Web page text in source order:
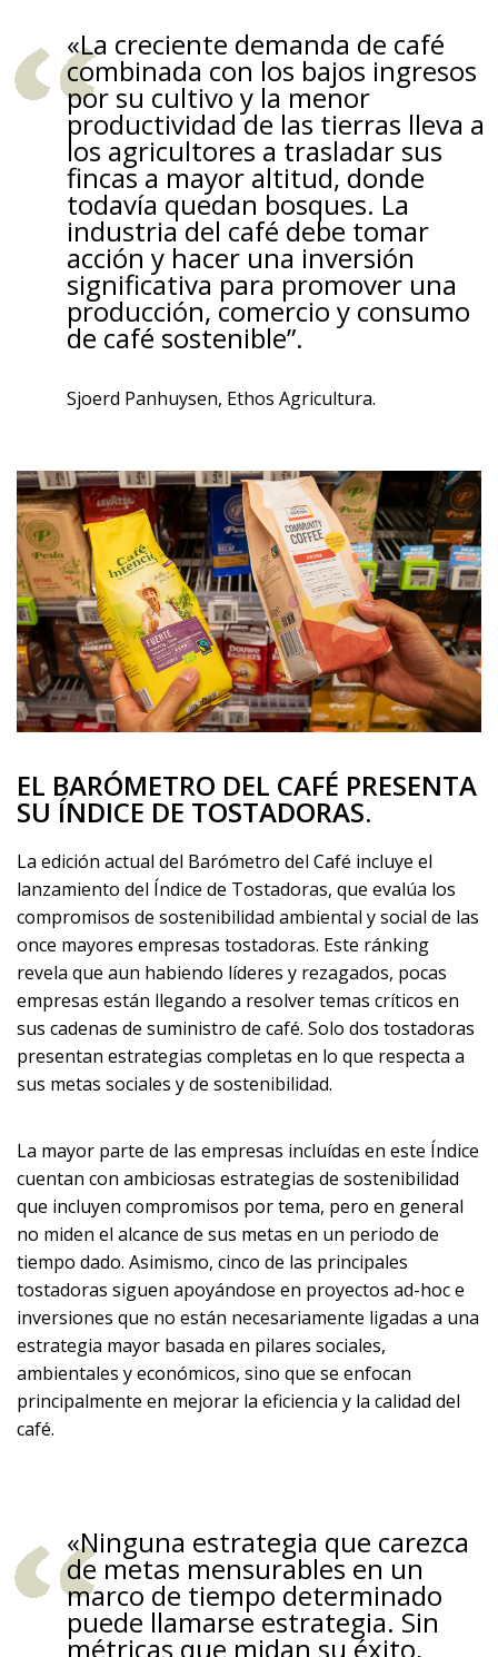
«La creciente demanda de café
combinada con los bajos ingresos
por su cultivo y la menor
productividad de las tierras lleva a
los agricultores a trasladar sus
fincas a mayor altitud, donde
todavía quedan bosques. La
industria del café debe tomar
acción y hacer una inversión
significativa para promover una
producción, comercio y consumo
de café sostenible”.
Sjoerd Panhuysen, Ethos Agricultura.
EL BARÓMETRO DEL CAFÉ PRESENTA
SU ÍNDICE DE TOSTADORAS.
La edición actual del Barómetro del Café incluye el
lanzamiento del Índice de Tostadoras, que evalúa los
compromisos de sostenibilidad ambiental y social de las
once mayores empresas tostadoras. Este ránking
revela que aun habiendo líderes y rezagados, pocas
empresas están llegando a resolver temas críticos en
sus cadenas de suministro de café. Solo dos tostadoras
presentan estrategias completas en lo que respecta a
sus metas sociales y de sostenibilidad.
La mayor parte de las empresas incluídas en este Índice
cuentan con ambiciosas estrategias de sostenibilidad
que incluyen compromisos por tema, pero en general
no miden el alcance de sus metas en un periodo de
tiempo dado. Asimismo, cinco de las principales
tostadoras siguen apoyándose en proyectos ad-hoc e
inversiones que no están necesariamente ligadas a una
estrategia mayor basada en pilares sociales,
ambientales y económicos, sino que se enfocan
principalmente en mejorar la eficiencia y la calidad del
café.
«Ninguna estrategia que carezca
de metas mensurables en un
marco de tiempo determinado
puede llamarse estrategia. Sin
métricas que midan su éxito,